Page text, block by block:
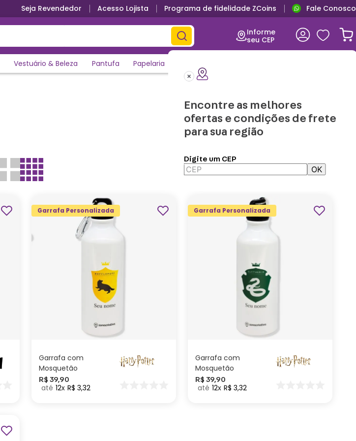
Seja Revendedor Acesso Lojista Programa de fidelidade ZCoins Fale Conosco
Informe
seu CEP
Encontre as melhores
ofertas e condições de frete
para sua região
Digite um CEP
OK
Vestuário & Beleza Pantufa Papelaria
Aplicar Filtros
Garrafa Personalizada
Garrafa com
Mosquetão
Personalizada
Lufa-Lufa – Harry
R$ 39,90
12 R$ 3,32
ADICIONAR AO
CARRINHO
Garrafa Personalizada
Garrafa com
Mosquetão
Personalizada
Sonserina – Harry
R$ 39,90
12 R$ 3,32
ADICIONAR AO
CARRINHO